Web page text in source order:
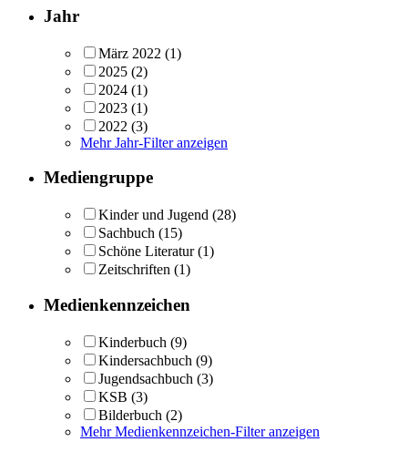
Jahr
März 2022 (1)
2025 (2)
2024 (1)
2023 (1)
2022 (3)
Mehr Jahr-Filter anzeigen
Mediengruppe
Kinder und Jugend (28)
Sachbuch (15)
Schöne Literatur (1)
Zeitschriften (1)
Medienkennzeichen
Kinderbuch (9)
Kindersachbuch (9)
Jugendsachbuch (3)
KSB (3)
Bilderbuch (2)
Mehr Medienkennzeichen-Filter anzeigen